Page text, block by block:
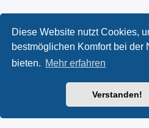
Diese Website nutzt Cookies,
bestmöglichen Komfort bei der
bieten. Mehr erfahren
Verstanden!